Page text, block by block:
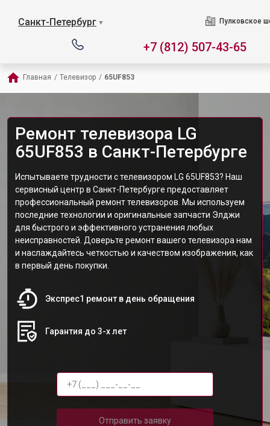
Санкт-Петербург ▼ Пулковское
+7 (812) 507-43-65
Главная / Телевизор / 65UF853
Ремонт телевизора LG
65UF853 в Санкт-Петербурге
Испытываете трудности с телевизором LG 65UF853? Наш
сервисный центр в Санкт-Петербурге предоставляет
профессиональный ремонт телевизоров. Мы используем
последние технологии и оригинальные запчасти Элджи
для быстрого и эффективного устранения любых
неисправностей. Доверьте ремонт вашего телевизора нам
и наслаждайтесь четкостью и качеством изображения, как
в первый день покупки.
Экспрес1 ремонт в день обращения
Гарантия до 3-х лет
Отправить заявку